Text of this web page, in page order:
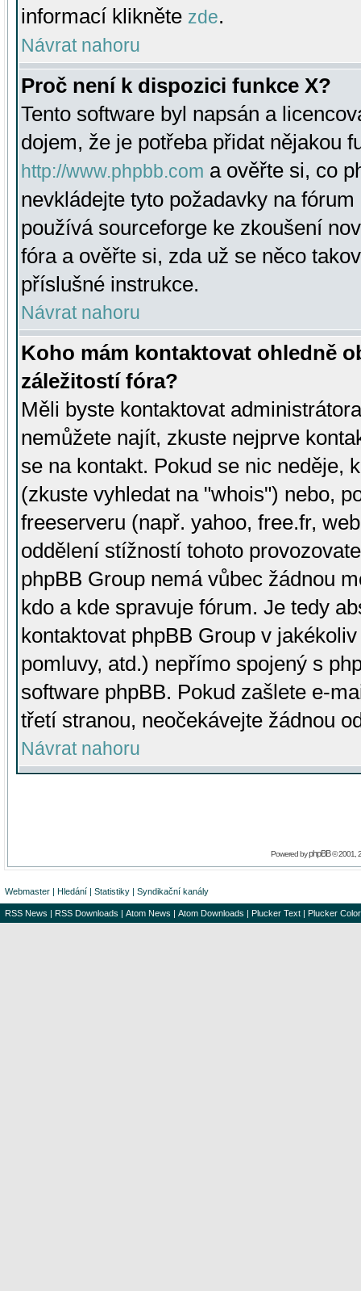
informací klikněte zde.
Návrat nahoru
Proč není k dispozici funkce X?
Tento software byl napsán a
dojem, že je potřeba přidat nějakou
http://www.phpbb.com a ověřte si, co
nevkládejte tyto požadavky na
používá sourceforge ke zkoušení
fóra a ověřte si, zda už se něco
příslušné instrukce.
Návrat nahoru
Koho mám kontaktovat ohledně
záležitostí fóra?
Měli byste kontaktovat
nemůžete najít, zkuste nejprve
se na kontakt. Pokud se nic neděje,
(zkuste vyhledat na "whois") nebo,
freeserveru (např. yahoo, free.fr,
oddělení stížností tohoto
phpBB Group nemá vůbec žádnou
kdo a kde spravuje fórum. Je tedy
kontaktovat phpBB Group v
pomluvy, atd.) nepřímo spojený s
software phpBB. Pokud zašlete e-
třetí stranou, neočekávejte žádnou
Návrat nahoru
Powered byphpBB© 2001,
Webmaster | Hledání | Statistiky | Syndikační kanály
RSS News | RSS Downloads | Atom News | Atom Downloads | Plucker Text | Plucker Color